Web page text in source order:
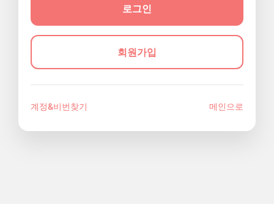
회원가입
계정&비번찾기 메인으로